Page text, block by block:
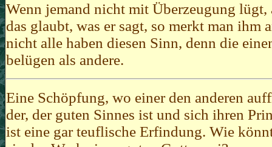
Wenn jemand nicht mit Überzeugung lügt,
das glaubt, was er sagt, so merkt man ihm
nicht alle haben diesen Sinn, denn die
belügen als andere.
Eine Schöpfung, wo einer den anderen
der, der guten Sinnes ist und sich ihren
ist eine gar teuflische Erfindung. Wie